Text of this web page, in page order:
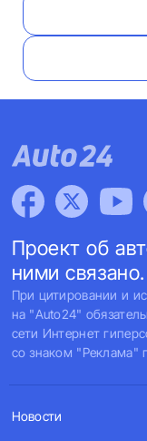
Проект об
ними связано.
При цитировании и
на "Auto24"
сети Интернет
со знаком "Реклама"
Новости